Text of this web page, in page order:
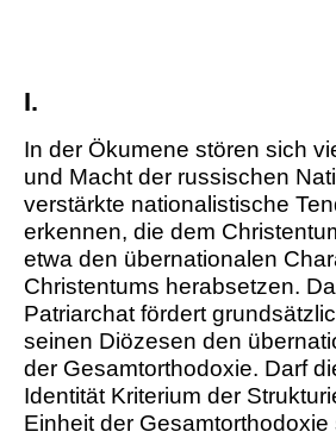
I.
In der Ökumene stören sich
und Macht der russischen
verstärkte nationalistische
erkennen, die dem
etwa den übernationalen
Christentums herabsetzen.
Patriarchat fördert
seinen Diözesen den
der Gesamtorthodoxie. Darf
Identität Kriterium der
Einheit der Gesamtorthodoxie